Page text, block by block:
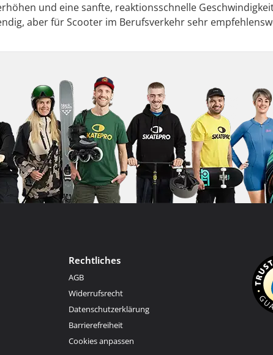
und eine sanfte, reaktionsschnelle
aber für Scooter im Berufsverkehr sehr
Rechtliches
AGB
Widerrufsrecht
Datenschutzerklärung
Barrierefreiheit
Cookies anpassen